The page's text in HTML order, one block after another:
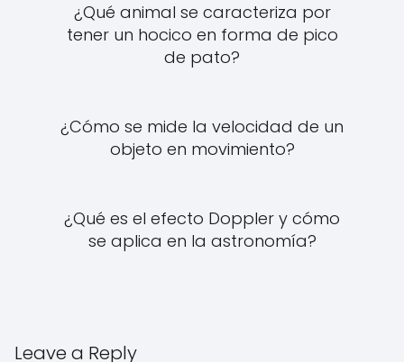
¿Qué animal se caracteriza por
tener un hocico en forma de pico
de pato?
¿Cómo se mide la velocidad de un
objeto en movimiento?
¿Qué es el efecto Doppler y cómo
se aplica en la astronomía?
Leave a Reply